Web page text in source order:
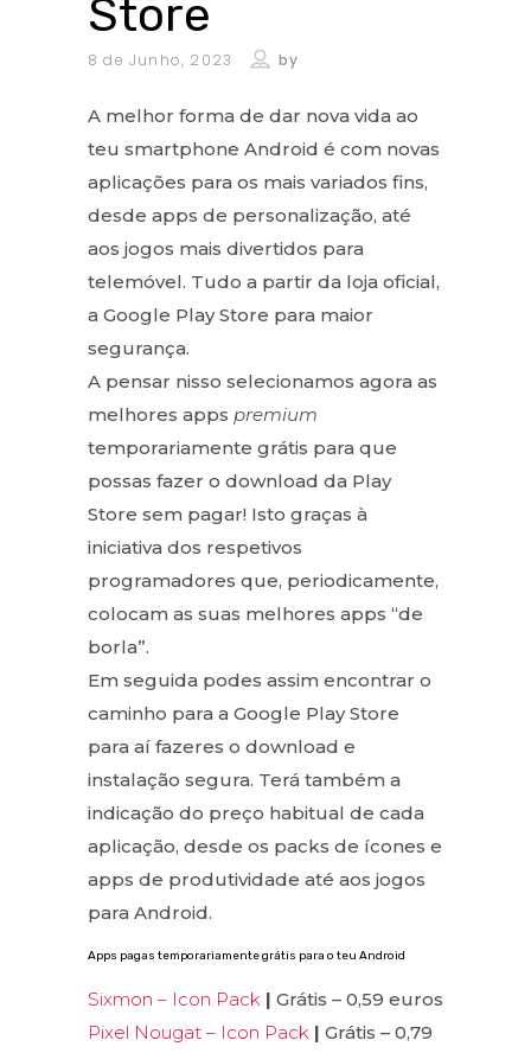
Store
8 de Junho, 2023 by
A melhor forma de dar nova vida ao
teu smartphone Android é com novas
aplicações para os mais variados fins,
desde apps de personalização, até
aos jogos mais divertidos para
telemóvel. Tudo a partir da loja oficial,
a Google Play Store para maior
segurança.
A pensar nisso selecionamos agora as
melhores apps premium
temporariamente grátis para que
possas fazer o download da Play
Store sem pagar! Isto graças à
iniciativa dos respetivos
programadores que, periodicamente,
colocam as suas melhores apps “de
borla”.
Em seguida podes assim encontrar o
caminho para a Google Play Store
para aí fazeres o download e
instalação segura. Terá também a
indicação do preço habitual de cada
aplicação, desde os packs de ícones e
apps de produtividade até aos jogos
para Android.
Apps pagas temporariamente grátis para o teu Android
Sixmon – Icon Pack | Grátis – 0,59 euros
Pixel Nougat – Icon Pack | Grátis – 0,79